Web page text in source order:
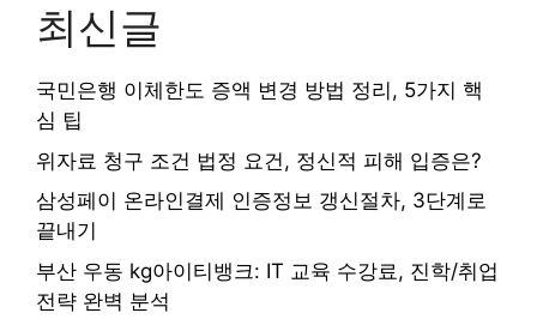
최신글
국민은행 이체한도 증액 변경 방법 정리, 5가지 핵
심 팁
위자료 청구 조건 법정 요건, 정신적 피해 입증은?
삼성페이 온라인결제 인증정보 갱신절차, 3단계로
끝내기
부산 우동 kg아이티뱅크: IT 교육 수강료, 진학/취업
전략 완벽 분석